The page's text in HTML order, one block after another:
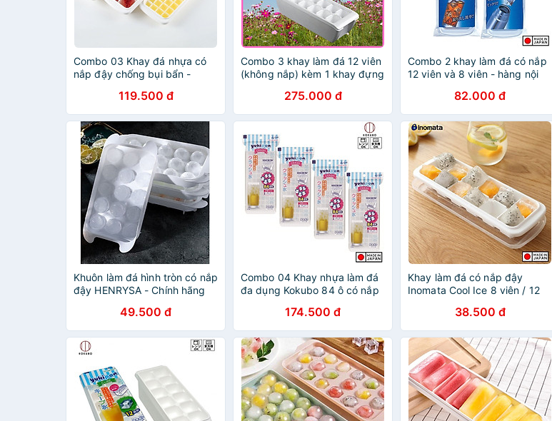
Combo 03 Khay đá nhựa có
nắp đậy chống bụi bẩn -
119.500 đ
Combo 3 khay làm đá 12 viên
(không nắp) kèm 1 khay đựng
275.000 đ
Combo 2 khay làm đá có nắp
12 viên và 8 viên - hàng nội
82.000 đ
Khuôn làm đá hình tròn có nắp
đậy HENRYSA - Chính hãng
49.500 đ
Combo 04 Khay nhựa làm đá
đa dụng Kokubo 84 ô có nắp
bụi - Nội địa Nhật Bản
174.500 đ
Khay làm đá có nắp đậy
Inomata Cool Ice 8 viên / 12
Nhật Bản |#Made in Japan
38.500 đ